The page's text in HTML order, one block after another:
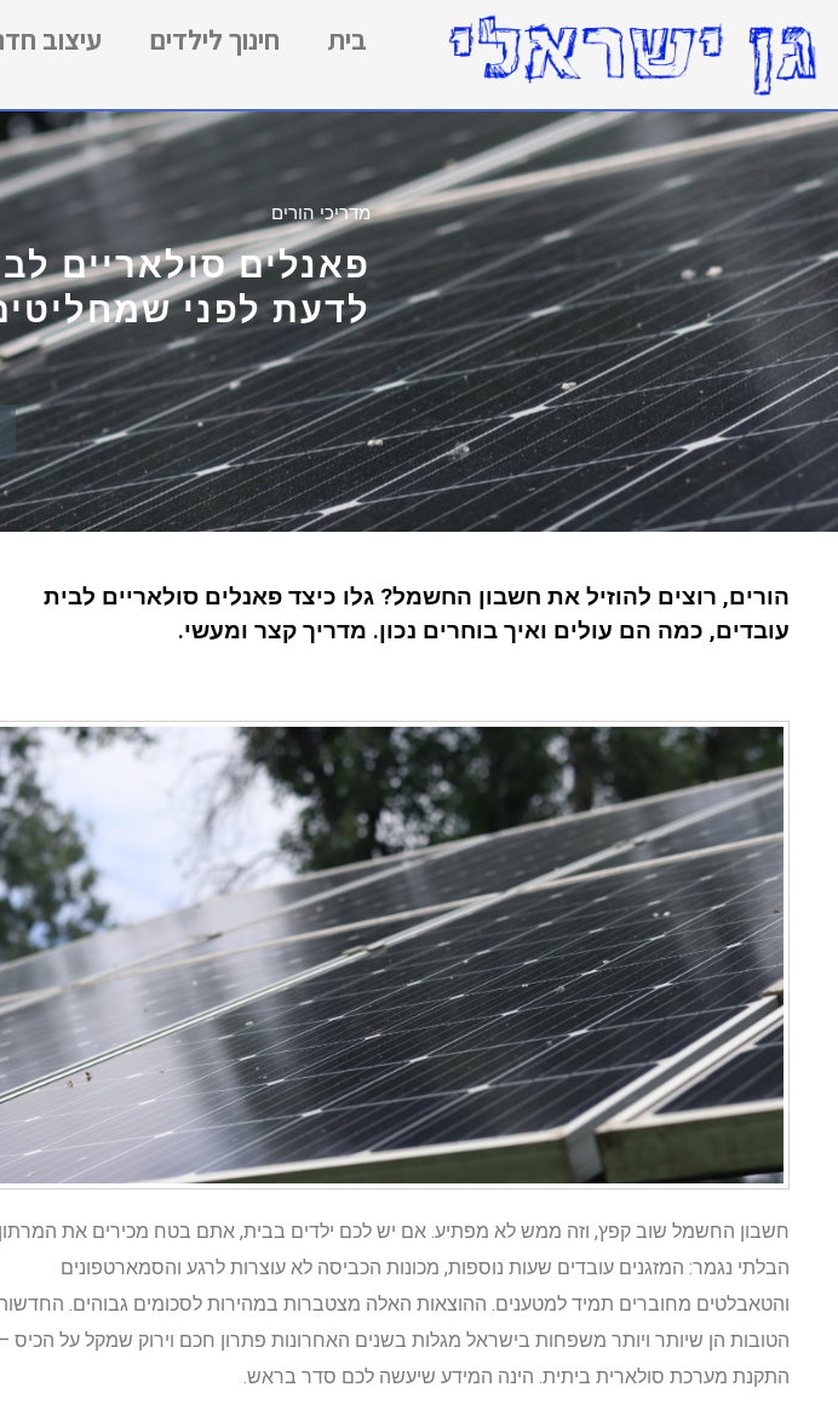
בית חינוך לילדים עיצוב
מדריכי הורים
פאנלים סולאריים
לדעת לפני
הורים, רוצים להוזיל את חשבון החשמל? גלו כיצד פאנלים סולאריים לבית
עובדים, כמה הם עולים ואיך בוחרים נכון. מדריך קצר ומעשי.
חשבון החשמל שוב קפץ, וזה ממש לא מפתיע. אם יש לכם ילדים בבית, אתם בטח מכירים את המרתון
הבלתי נגמר: המזגנים עובדים שעות נוספות, מכונות הכביסה לא עוצרות לרגע והסמארטפונים
והטאבלטים מחוברים תמיד למטענים. ההוצאות האלה מצטברות במהירות לסכומים גבוהים.
הטובות הן שיותר ויותר משפחות בישראל מגלות בשנים האחרונות פתרון חכם וירוק שמקל על הכיס –
התקנת מערכת סולארית ביתית. הינה המידע שיעשה לכם סדר בראש.